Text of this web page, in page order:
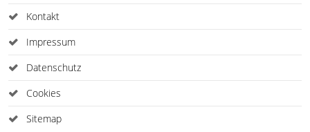
Kontakt
Impressum
Datenschutz
Cookies
Sitemap